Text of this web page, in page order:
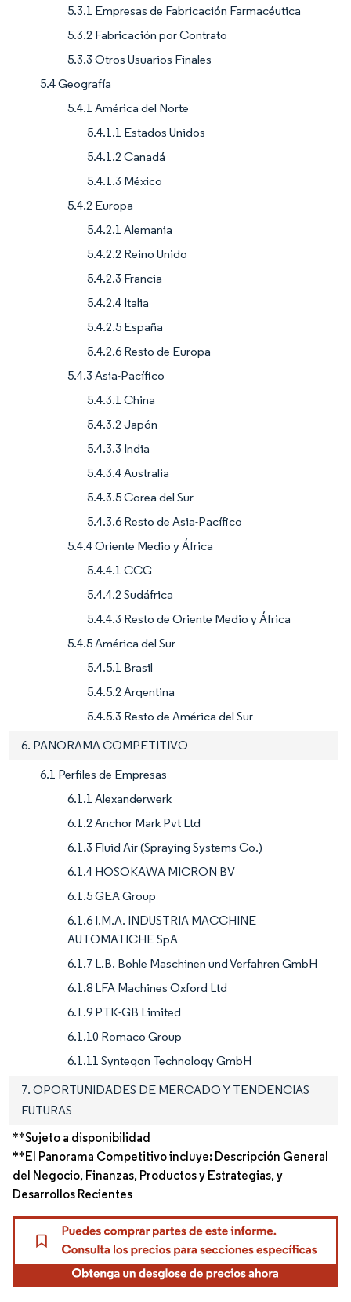
5.3.1 Empresas de Fabricación Farmacéutica
5.3.2 Fabricación por Contrato
5.3.3 Otros Usuarios Finales
5.4 Geografía
5.4.1 América del Norte
5.4.1.1 Estados Unidos
5.4.1.2 Canadá
5.4.1.3 México
5.4.2 Europa
5.4.2.1 Alemania
5.4.2.2 Reino Unido
5.4.2.3 Francia
5.4.2.4 Italia
5.4.2.5 España
5.4.2.6 Resto de Europa
5.4.3 Asia-Pacífico
5.4.3.1 China
5.4.3.2 Japón
5.4.3.3 India
5.4.3.4 Australia
5.4.3.5 Corea del Sur
5.4.3.6 Resto de Asia-Pacífico
5.4.4 Oriente Medio y África
5.4.4.1 CCG
5.4.4.2 Sudáfrica
5.4.4.3 Resto de Oriente Medio y África
5.4.5 América del Sur
5.4.5.1 Brasil
5.4.5.2 Argentina
5.4.5.3 Resto de América del Sur
6. PANORAMA COMPETITIVO
6.1 Perfiles de Empresas
6.1.1 Alexanderwerk
6.1.2 Anchor Mark Pvt Ltd
6.1.3 Fluid Air (Spraying Systems Co.)
6.1.4 HOSOKAWA MICRON BV
6.1.5 GEA Group
6.1.6 I.M.A. INDUSTRIA MACCHINE
AUTOMATICHE SpA
6.1.7 L.B. Bohle Maschinen und Verfahren GmbH
6.1.8 LFA Machines Oxford Ltd
6.1.9 PTK-GB Limited
6.1.10 Romaco Group
6.1.11 Syntegon Technology GmbH
7. OPORTUNIDADES DE MERCADO Y TENDENCIAS
FUTURAS
**Sujeto a disponibilidad
**El Panorama Competitivo incluye: Descripción General
del Negocio, Finanzas, Productos y Estrategias, y
Desarrollos Recientes